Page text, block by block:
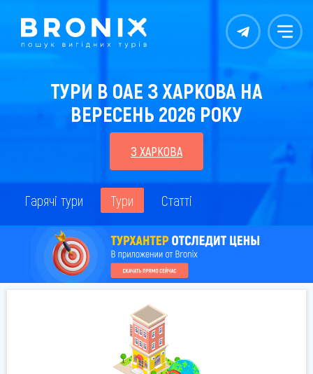
Контакты Меню
ТУРИ В ОАЕ З ХАРКОВА НА
ВЕРЕСЕНЬ 2026 РОКУ
З ХАРКОВА
Гарячі тури Тури Статті